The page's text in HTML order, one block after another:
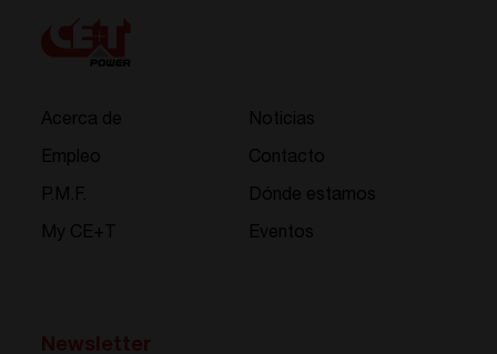
Acerca de
Empleo
P.M.F.
My CE+T
Noticias
Contacto
Dónde estamos
Eventos